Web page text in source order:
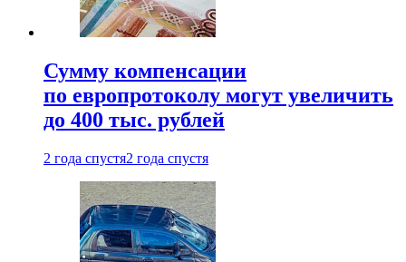
Сумму компенсации
по европротоколу могут увеличить
до 400 тыс. рублей
2 года спустя2 года спустя